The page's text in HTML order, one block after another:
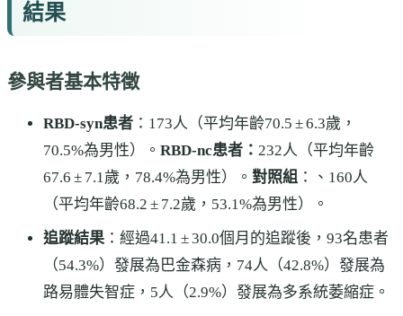
結果
參與者基本特徵
RBD-syn患者 ：173人（平均年齡70.5 ± 6.3歲，
70.5%為男性）。 RBD-nc患者： 232人（平均年齡
67.6 ± 7.1歲，78.4%為男性）。 對照組 ：、160人
（平均年齡68.2 ± 7.2歲，53.1%為男性）。
追蹤結果 ：經過41.1 ± 30.0個月的追蹤後，93名患者
（54.3%）發展為巴金森病，74人（42.8%）發展為
路易體失智症，5人（2.9%）發展為多系統萎縮症。